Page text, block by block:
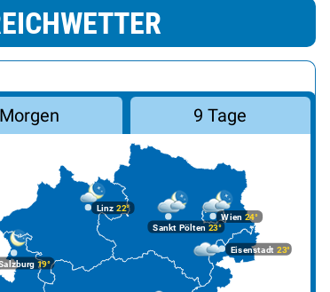
Morgen 9 Tage
Linz 22°
19°
Wien 24°
Eisenstadt 23°
Sankt Pölten 23°